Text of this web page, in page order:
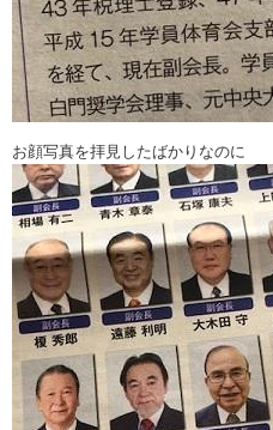
お顔写真を拝見したばかりなのに